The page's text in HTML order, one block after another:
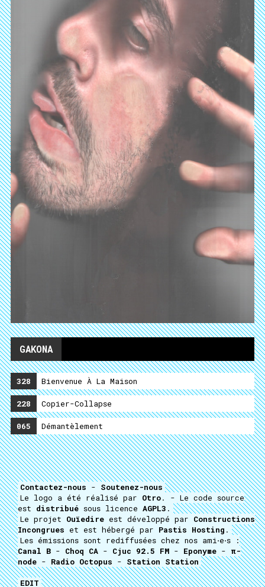
GAKONA
328 Bienvenue À La Maison
228 Copier-Collapse
065 Démantèlement
Contactez-nous - Soutenez-nous
Le logo a été réalisé par Otro. - Le code source
est distribué sous licence AGPL3 .
Le projet Ouïedire est développé par Constructions
Incongrues et est hébergé par Pastis Hosting .
Les émissions sont rediffusées chez nos ami⋅e⋅s :
Canal B - Choq CA - Cjuc 92.5 FM - Eponyme - π-
node - Radio Octopus - Station Station
EDIT